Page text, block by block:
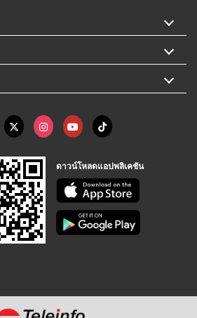
ดาวน์โหลดแอปพลิเคชัน